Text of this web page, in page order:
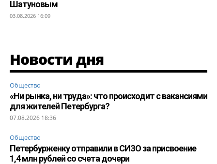
Шатуновым
03.08.2026 16:09
Новости дня
Общество
«Ни рынка, ни труда»: что происходит с вакансиями
для жителей Петербурга?
07.08.2026 18:36
Общество
Петербурженку отправили в СИЗО за присвоение
1,4 млн рублей со счета дочери